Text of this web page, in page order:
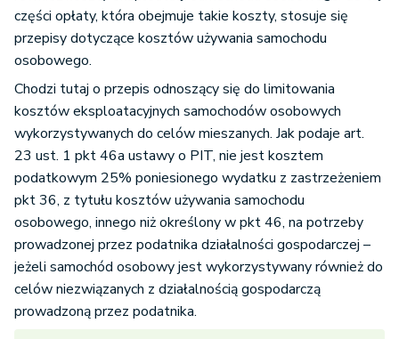
części opłaty, która obejmuje takie koszty, stosuje się
przepisy dotyczące kosztów używania samochodu
osobowego.
Chodzi tutaj o przepis odnoszący się do limitowania
kosztów eksploatacyjnych samochodów osobowych
wykorzystywanych do celów mieszanych. Jak podaje art.
23 ust. 1 pkt 46a ustawy o PIT, nie jest kosztem
podatkowym 25% poniesionego wydatku z zastrzeżeniem
pkt 36, z tytułu kosztów używania samochodu
osobowego, innego niż określony w pkt 46, na potrzeby
prowadzonej przez podatnika działalności gospodarczej –
jeżeli samochód osobowy jest wykorzystywany również do
celów niezwiązanych z działalnością gospodarczą
prowadzoną przez podatnika.